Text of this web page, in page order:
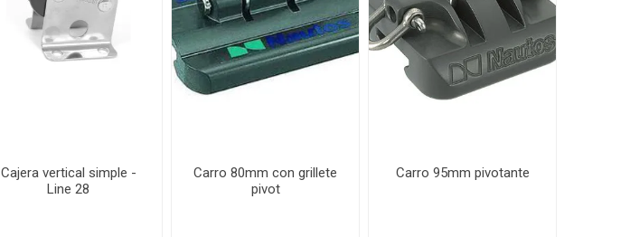
Cajera vertical simple -
Line 28
Carro 80mm con grillete
pivot
Carro 95mm pivotante